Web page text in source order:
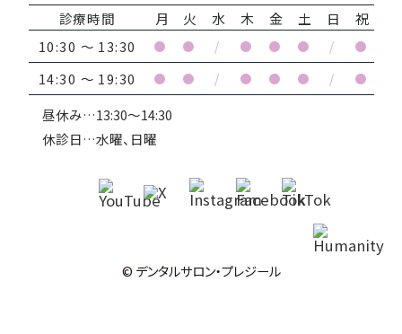
診療時間 月 火 水 木 金 土 日
祝
10:30 ～ 13:30
● ● / ● ● ● / ●
14:30 ～ 19:30 ● ● / ● ● ● / ●
昼休み…13:30～14:30
休診日…水曜、日曜
© デンタルサロン・プレジール